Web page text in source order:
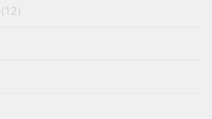
(12)